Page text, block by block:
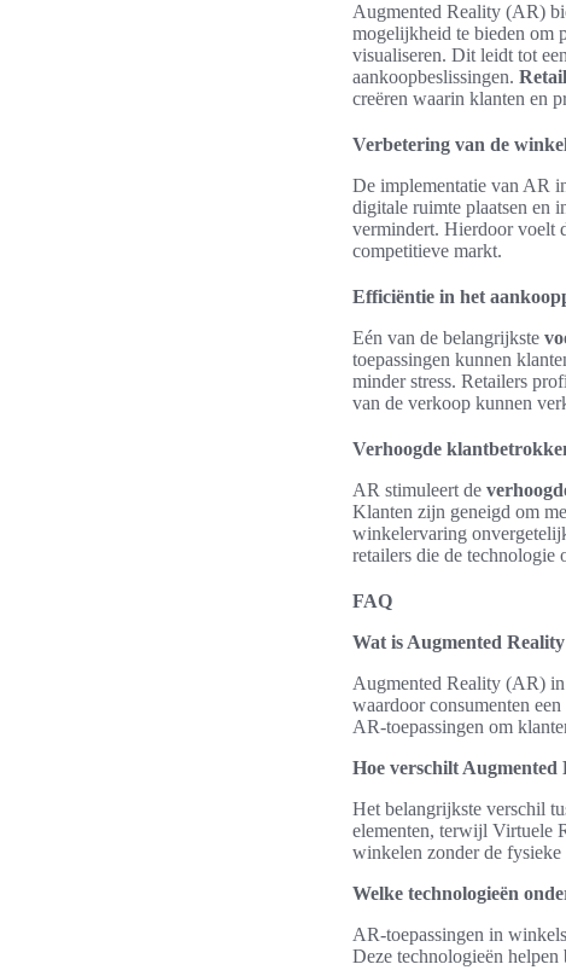
Augmented Reality (AR)
mogelijkheid te bieden om
visualiseren. Dit leidt tot
aankoopbeslissingen.
creëren waarin klanten en
Verbetering van de
De implementatie van AR
digitale ruimte plaatsen en
vermindert. Hierdoor voelt
competitieve markt.
Efficiëntie in het
Eén van de belangrijkste
toepassingen kunnen
minder stress. Retailers
van de verkoop kunnen
Verhoogde
AR stimuleert de
Klanten zijn geneigd om
winkelervaring
retailers die de technologie
FAQ
Wat is Augmented
Augmented Reality (AR) in
waardoor consumenten
AR-toepassingen om
Hoe verschilt
Het belangrijkste verschil
elementen, terwijl Virtuele
winkelen zonder de
Welke technologieën
AR-toepassingen in
Deze technologieën